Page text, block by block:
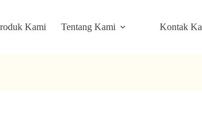
Kami Tentang Kami Kontak